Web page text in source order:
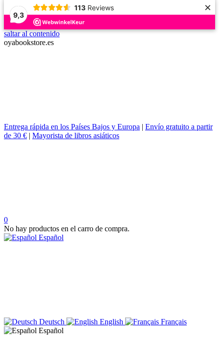
9,3
113 Reviews ×
saltar al contenido
oyabookstore.es
Entrega rápida en los Países Bajos y Europa | Envío gratuito a partir
de 30 € | Mayorista de libros asiáticos
0
No hay productos en el carro de compra.
Español
Deutsch English
Français
Español